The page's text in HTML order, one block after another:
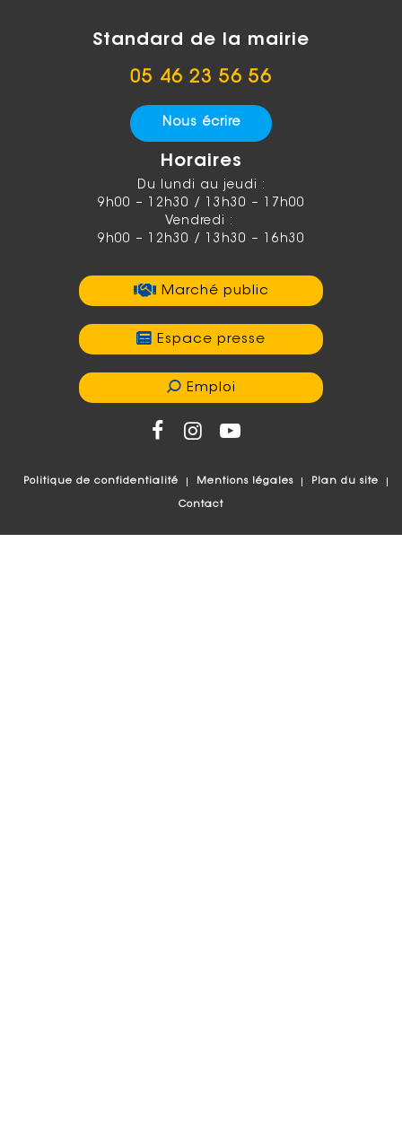
Standard de la mairie
05 46 23 56 56
Nous écrire
Horaires
Du lundi au jeudi :
9h00 – 12h30 / 13h30 – 17h00
Vendredi :
9h00 – 12h30 / 13h30 – 16h30
Marché public
Espace presse
Emploi
Politique de confidentialité Mentions légales Plan du site
Contact